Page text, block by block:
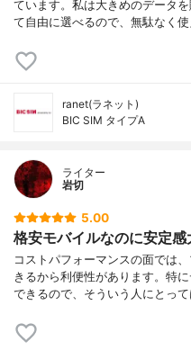
ています。私は大きめのデータ
て自由に選べるので、無駄なく
ranet(ラネット)
BIC SIM タイプA
ライター
岩切
5.00
格安モバイルなのに安定感
コストパフォーマンスの面では
きるから利便性があります。特
できるので、そういう人にとっ